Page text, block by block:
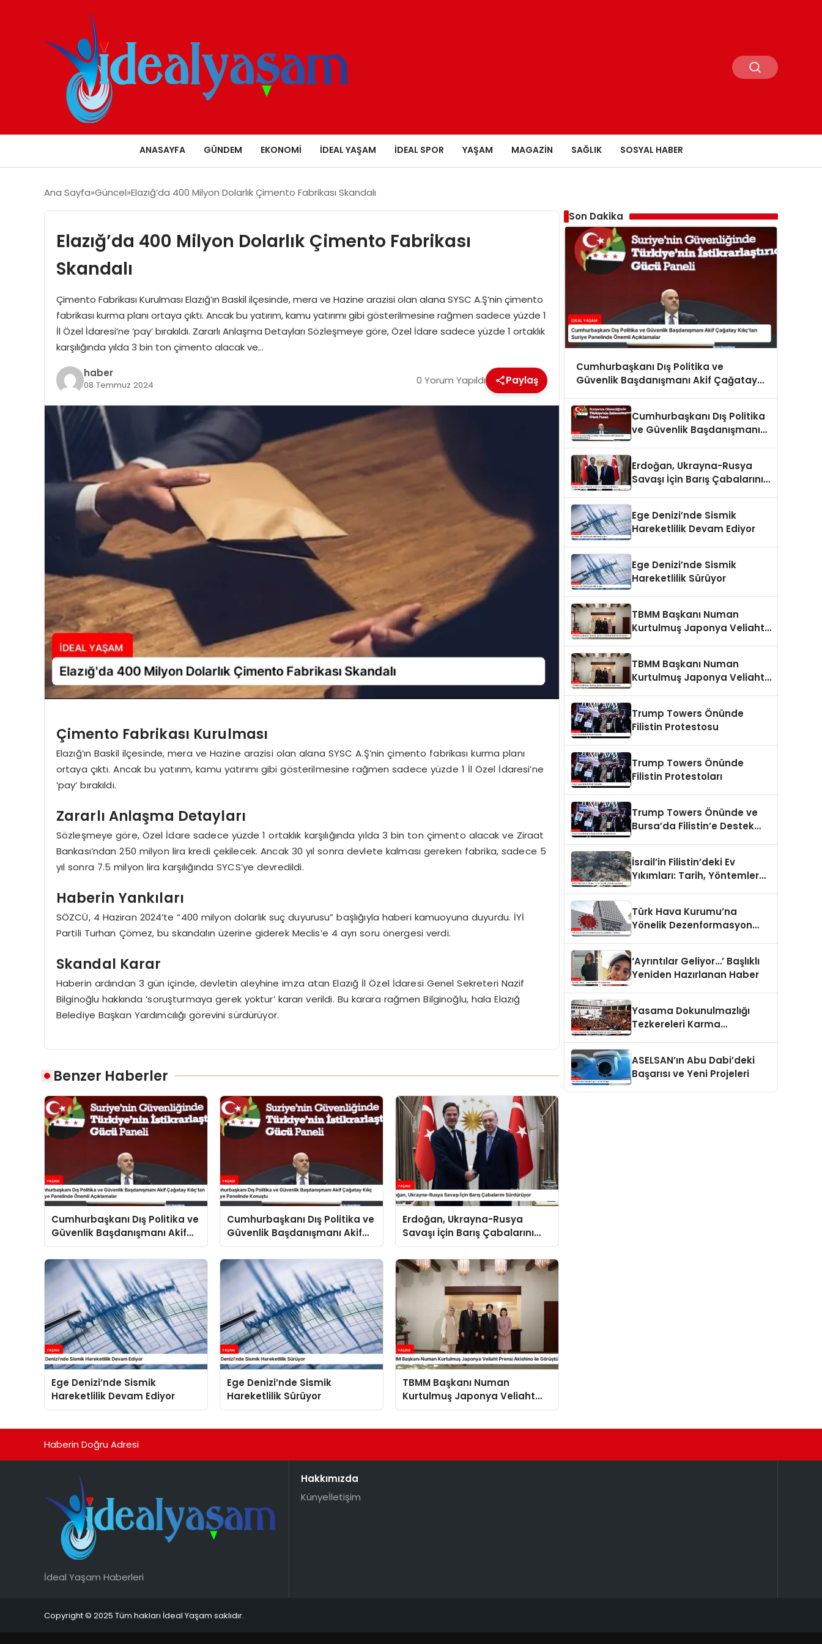
ANASAYFA GÜNDEM EKONOMI İDEAL YAŞAM İDEAL SPOR YAŞAM MAGAZIN SAĞLIK SOSYAL HABER
Ana Sayfa Güncel Elazığ’da 400 Milyon Dolarlık Çimento Fabrikası Skandalı
Elazığ’da 400 Milyon Dolarlık Çimento Fabrikası
Skandalı
Çimento Fabrikası Kurulması Elazığ’ın Baskil ilçesinde, mera ve Hazine arazisi olan alana SYSC A.Ş’nin çimento
fabrikası kurma planı ortaya çıktı. Ancak bu yatırım, kamu yatırımı gibi gösterilmesine rağmen sadece yüzde 1
İl Özel İdaresi’ne ‘pay’ bırakıldı. Zararlı Anlaşma Detayları Sözleşmeye göre, Özel İdare sadece yüzde 1 ortaklık
karşılığında yılda 3 bin ton çimento alacak ve…
haber
08 Temmuz 2024 0 Yorum Yapıldı Paylaş
Çimento Fabrikası Kurulması
Elazığ’ın Baskil ilçesinde, mera ve Hazine arazisi olan alana SYSC A.Ş’nin çimento fabrikası kurma planı
ortaya çıktı. Ancak bu yatırım, kamu yatırımı gibi gösterilmesine rağmen sadece yüzde 1 İl Özel İdaresi’ne
‘pay’ bırakıldı.
Zararlı Anlaşma Detayları
Sözleşmeye göre, Özel İdare sadece yüzde 1 ortaklık karşılığında yılda 3 bin ton çimento alacak ve Ziraat
Bankası’ndan 250 milyon lira kredi çekilecek. Ancak 30 yıl sonra devlete kalması gereken fabrika, sadece 5
yıl sonra 7.5 milyon lira karşılığında SYCS’ye devredildi.
Haberin Yankıları
SÖZCÜ, 4 Haziran 2024’te “400 milyon dolarlık suç duyurusu” başlığıyla haberi kamuoyuna duyurdu. İYİ
Partili Turhan Çömez, bu skandalın üzerine giderek Meclis’e 4 ayrı soru önergesi verdi.
Skandal Karar
Haberin ardından 3 gün içinde, devletin aleyhine imza atan Elazığ İl Özel İdaresi Genel Sekreteri Nazif
Bilginoğlu hakkında ‘soruşturmaya gerek yoktur’ kararı verildi. Bu karara rağmen Bilginoğlu, hala Elazığ
Belediye Başkan Yardımcılığı görevini sürdürüyor.
Benzer Haberler
Cumhurbaşkanı Dış Politika ve
Güvenlik Başdanışmanı Akif
Çağatay Kılıç’tan Suriye
Panelinde Önemli Açıklamalar
Cumhurbaşkanı Dış Politika ve
Güvenlik Başdanışmanı Akif
Çağatay Kılıç Suriye Panelinde
Konuştu
Erdoğan, Ukrayna-Rusya
Savaşı İçin Barış Çabalarını
Sürdürüyor
Ege Denizi’nde Sismik
Hareketlilik Devam Ediyor
Ege Denizi’nde Sismik
Hareketlilik Sürüyor
TBMM Başkanı Numan
Kurtulmuş Japonya Veliaht
Prensi Akishino ile Görüştü
Son Dakika
Cumhurbaşkanı Dış Politika ve
Güvenlik Başdanışmanı Akif Çağatay
Açıklamalar
Cumhurbaşkanı Dış Politika
ve Güvenlik Başdanışmanı
Erdoğan, Ukrayna-Rusya
Savaşı İçin Barış Çabalarını
Ege Denizi’nde Sismik
Hareketlilik Devam Ediyor
Ege Denizi’nde Sismik
Hareketlilik Sürüyor
TBMM Başkanı Numan
Kurtulmuş Japonya Veliaht
TBMM Başkanı Numan
Kurtulmuş Japonya Veliaht
Trump Towers Önünde
Filistin Protestosu
Trump Towers Önünde
Filistin Protestoları
Trump Towers Önünde ve
Bursa’da Filistin’e Destek
İsrail’in Filistin’deki Ev
Yıkımları: Tarih, Yöntemler
Türk Hava Kurumu’na
Yönelik Dezenformasyon
‘Ayrıntılar Geliyor…’ Başlıklı
Yeniden Hazırlanan Haber
Yasama Dokunulmazlığı
Tezkereleri Karma
ASELSAN’ın Abu Dabi’deki
Başarısı ve Yeni Projeleri
Haberin Doğru Adresi
İdeal Yaşam Haberleri
Hakkımızda
Künyeİletişim
Copyright © 2025 Tüm hakları İdeal Yaşam saklıdır.